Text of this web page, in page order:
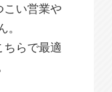
こい営業や
らで最適